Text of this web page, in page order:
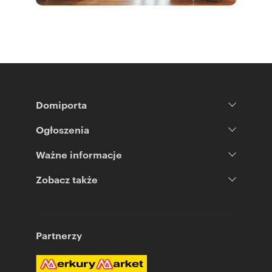
jasno zakomunikowane w opisie takiej oferty.
Numer oferty: BS1-DS-313753
Domiporta
Ogłoszenia
Ważne informacje
Zobacz także
Partnerzy